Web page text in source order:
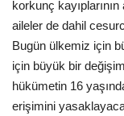
Sağlık
Teknoloji
Etkinlik
korkunç
aileler de dahil
Bugün ülkemiz için
için büyük bir değişim
hükümetin 16
erişimini